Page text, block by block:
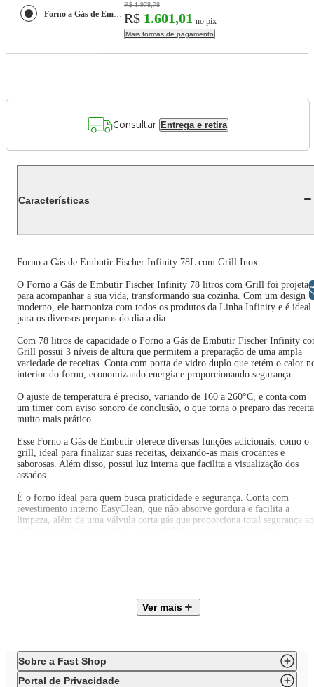
Forno a Gás de Embutir Fischer Infinity 78L com Grill Inox
R$ 1.978,78
R$ 1.601,01 no pix
Mais formas de pagamento
Consultar Entrega e retira
Características
Forno a Gás de Embutir Fischer Infinity 78L com Grill Inox
O Forno a Gás de Embutir Fischer Infinity 78 litros com Grill foi
para acompanhar a sua vida, transformando sua cozinha. Com um design
moderno, ele harmoniza com todos os produtos da Linha Infinity e é ideal
para os diversos preparos do dia a dia.
Com 78 litros de capacidade o Forno a Gás de Embutir Fischer Infinity
Grill possui 3 níveis de altura que permitem a preparação de uma ampla
variedade de receitas. Conta com porta de vidro duplo que retém o calor
interior do forno, economizando energia e proporcionando segurança.
O ajuste de temperatura é preciso, variando de 160 a 260°C, e conta com
um timer com aviso sonoro de conclusão, o que torna o preparo das
muito mais prático.
Esse Forno a Gás de Embutir oferece diversas funções adicionais, como o
grill, ideal para finalizar suas receitas, deixando-as mais crocantes e
saborosas. Além disso, possui luz interna que facilita a visualização dos
assados.
É o forno ideal para quem busca praticidade e segurança. Conta com
revestimento interno EasyClean, que não absorve gordura e facilita a
limpeza, além de uma válvula corta gás que proporciona total segurança ao
Grill/Dourador: Sim
Grade interna: Uma grade cromada, ajustável com 3 níveis de altura
Lâmpada: Sim
Ver mais
Sobre a Fast Shop
Portal de Privacidade
Libras